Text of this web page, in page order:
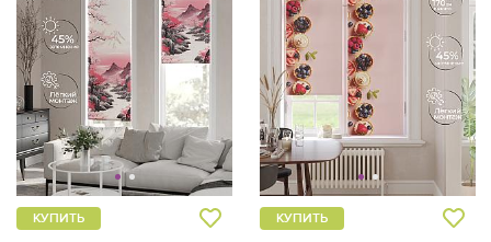
КУПИТЬ КУПИТЬ